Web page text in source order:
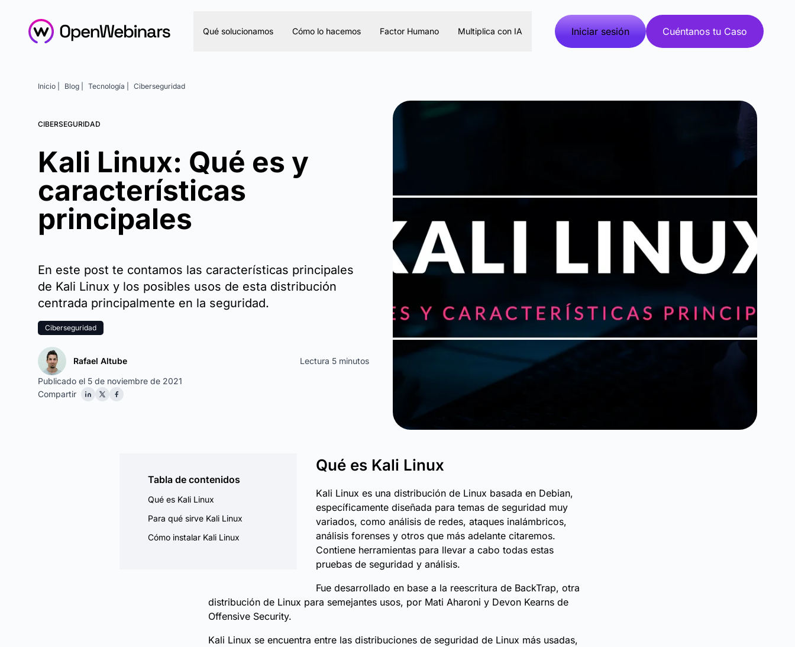
Qué solucionamos Cómo lo hacemos Factor Humano Multiplica con IA Iniciar sesión Cuéntanos tu Caso
Inicio | Blog | Tecnología | Ciberseguridad
CIBERSEGURIDAD
Kali Linux: Qué es y
características
principales
En este post te contamos las características principales
de Kali Linux y los posibles usos de esta distribución
centrada principalmente en la seguridad.
Ciberseguridad
Rafael Altube
Lectura 5 minutos
Publicado el 5 de noviembre de 2021
Compartir
Tabla de contenidos
Qué es Kali Linux
Para qué sirve Kali Linux
Cómo instalar Kali Linux
Qué es Kali Linux
Kali Linux es una distribución de Linux basada en Debian,
específicamente diseñada para temas de seguridad muy
variados, como análisis de redes, ataques inalámbricos,
análisis forenses y otros que más adelante citaremos.
Contiene herramientas para llevar a cabo todas estas
pruebas de seguridad y análisis.
Fue desarrollado en base a la reescritura de BackTrap, otra
distribución de Linux para semejantes usos, por Mati Aharoni y Devon Kearns de
Offensive Security.
Kali Linux se encuentra entre las distribuciones de seguridad de Linux más usadas,